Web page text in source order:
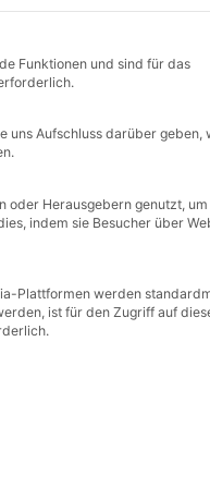
für die eine
Funktionen und sind für das
uns Aufschluss darüber geben,
oder Herausgebern genutzt, um
indem sie Besucher über
Plattformen werden
ist für den Zugriff auf